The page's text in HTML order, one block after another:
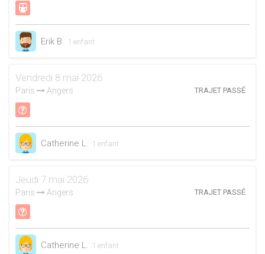
Erik B. 1 enfant
Vendredi 8 mai 2026
Paris Angers TRAJET PASSÉ
Catherine L. 1 enfant
Jeudi 7 mai 2026
Paris Angers TRAJET PASSÉ
Catherine L. 1 enfant